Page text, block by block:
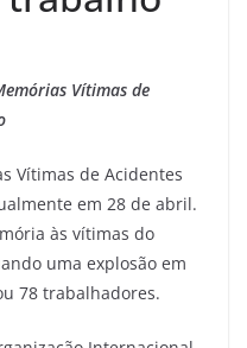
Vítimas de
Vítimas de Acidentes
em 28 de abril.
às vítimas do
uma explosão em
78 trabalhadores.